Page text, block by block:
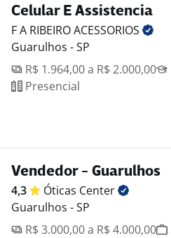
Celular E Assistencia
F A RIBEIROACESSORIOS
Guarulhos - SP
R$ 1.964,00 a R$ 2.000,00
Presencial
Vendedor - Guarulhos
4,3 Óticas Center
Guarulhos - SP
R$ 3.000,00 a R$ 4.000,00